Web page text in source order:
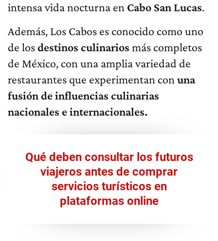
intensa vida nocturna en Cabo San Lucas.
Además, Los Cabos es conocido como uno
de losdestinos culinarios más completos
de México, con una amplia variedad de
restaurantes que experimentan con una
fusión de influencias culinarias
nacionales e internacionales.
Qué deben consultar los futuros
viajeros antes de comprar
servicios turísticos en
plataformas online